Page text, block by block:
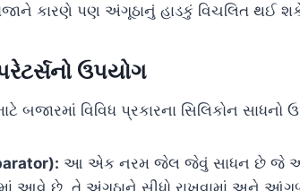
કારણે પણ અંગૂઠાનું હાડકું વિચલિત થઈ
ઉપયોગ
બજારમાં વિવિધ પ્રકારના સિલિકોન સાધનો
આ એક નરમ જેલ જેવું સાધન છે જે
આવે છે. તે અંગૂઠાને સીધો રાખવામાં અને